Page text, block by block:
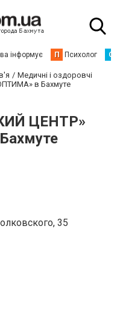
інформує П Психолог С
Медичні і оздоровчі
в Бахмуте
ЦЕНТР»
35